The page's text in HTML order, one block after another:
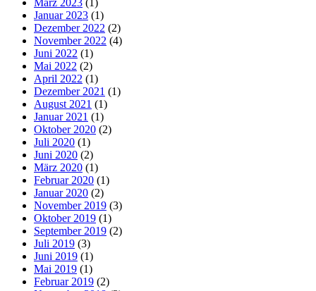
März 2023 (1)
Januar 2023 (1)
Dezember 2022 (2)
November 2022 (4)
Juni 2022 (1)
Mai 2022 (2)
April 2022 (1)
Dezember 2021 (1)
August 2021 (1)
Januar 2021 (1)
Oktober 2020 (2)
Juli 2020 (1)
Juni 2020 (2)
März 2020 (1)
Februar 2020 (1)
Januar 2020 (2)
November 2019 (3)
Oktober 2019 (1)
September 2019 (2)
Juli 2019 (3)
Juni 2019 (1)
Mai 2019 (1)
Februar 2019 (2)